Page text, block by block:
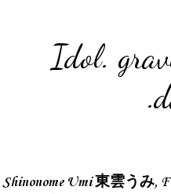
Idol.
Shinonome Umi 東雲うみ,